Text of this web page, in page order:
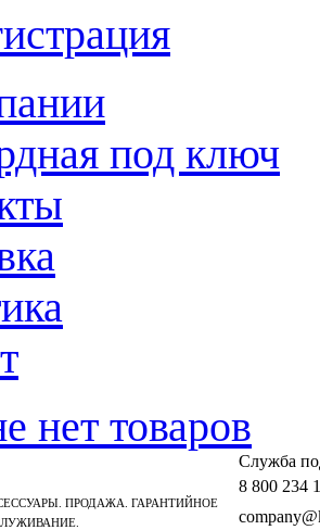
под ключ
нет товаров
ПРОДАЖА. ГАРАНТИЙНОЕ
Cлужба
8 800 234